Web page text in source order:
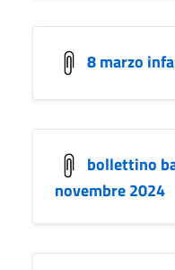
8 marzo
bollettino
novembre 2024